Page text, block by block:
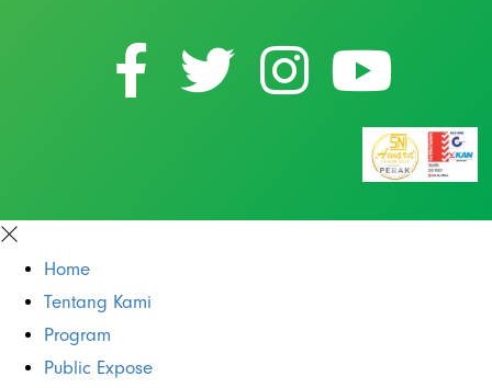
Home
Tentang Kami
Program
Public Expose